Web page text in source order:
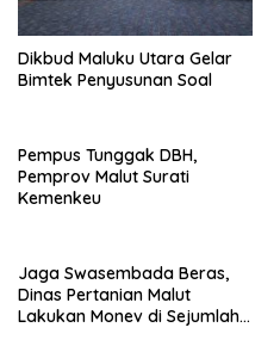
Dikbud Maluku Utara Gelar
Bimtek Penyusunan Soal
Pempus Tunggak DBH,
Pemprov Malut Surati
Kemenkeu
Jaga Swasembada Beras,
Dinas Pertanian Malut
Lakukan Monev di Sejumlah